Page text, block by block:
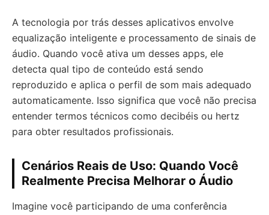
A tecnologia por trás desses aplicativos envolve
equalização inteligente e processamento de sinais de
áudio. Quando você ativa um desses apps, ele
detecta qual tipo de conteúdo está sendo
reproduzido e aplica o perfil de som mais adequado
automaticamente. Isso significa que você não precisa
entender termos técnicos como decibéis ou hertz
para obter resultados profissionais.
Cenários Reais de Uso: Quando Você
Realmente Precisa Melhorar o Áudio
Imagine você participando de uma conferência